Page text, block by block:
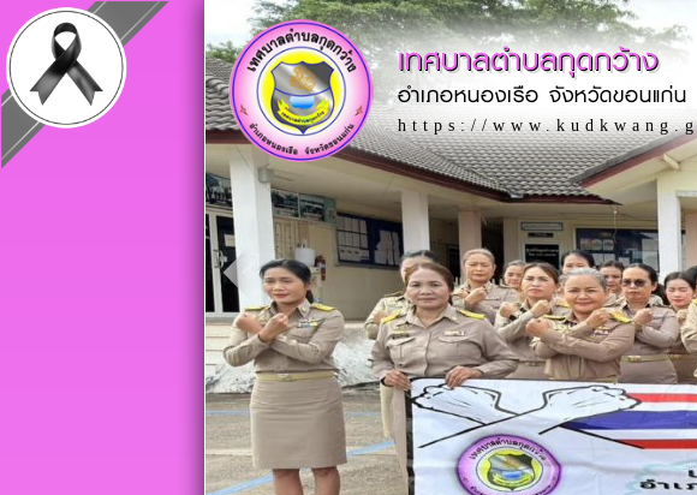
เทศบาลตำบลกุดกว้าง
อำเภอหนองเรือ จังหวัดขอนแก่น
https://